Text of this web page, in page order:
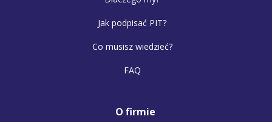
Jak podpisać PIT?
Co musisz wiedzieć?
FAQ
O firmie